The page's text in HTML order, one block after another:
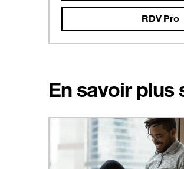
RDV Pro
En savoir plus